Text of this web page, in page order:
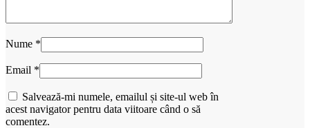
Nume *
Email *
Salvează-mi numele, emailul și site-ul web în
acest navigator pentru data viitoare când o să
comentez.